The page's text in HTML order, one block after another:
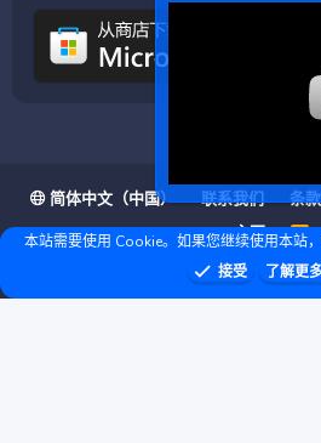
简体中文（中国） 联系我们 条
主页
R
S
S
❤ © Copyright 2020–2026 基岩科技 版权
本站需要使用 Cookie。如果您继续使用本站
接受
了解更